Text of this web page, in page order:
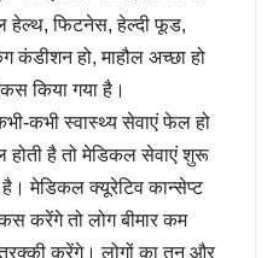
हेल्थ, फिटनेस, हेल्दी फूड,
कंडीशन हो, माहौल अच्छा हो
किया गया है।
कभी स्वास्थ्य सेवाएं फेल हो
होती है तो मेडिकल सेवाएं शुरू
है। मेडिकल क्यूरेटिव कान्सेप्ट
करेंगे तो लोग बीमार कम
करेंगे। लोगों का तन और